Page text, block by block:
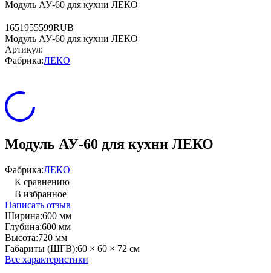
Модуль АУ-60 для кухни ЛЕКО
1651955599RUB
Модуль АУ-60 для кухни ЛЕКО
Артикул:
Фабрика:ЛЕКО
Модуль АУ-60 для кухни ЛЕКО
Фабрика:ЛЕКО
К сравнению
В избранное
Написать отзыв
Ширина:600 мм
Глубина:600 мм
Высота:720 мм
Габариты (ШГВ):60 × 60 × 72 см
Все характеристики